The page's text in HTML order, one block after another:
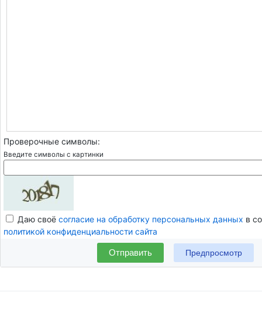
Проверочные символы:
Введите символы с картинки
Даю своё согласие на обработку персональных данных в
политикой конфиденциальности сайта
Отправить